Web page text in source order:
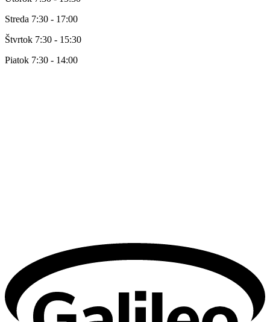
Streda 7:30 - 17:00
Štvrtok 7:30 - 15:30
Piatok 7:30 - 14:00